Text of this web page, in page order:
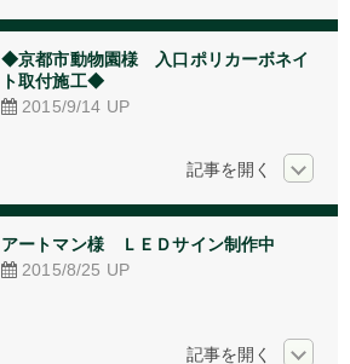
◆京都市動物園様　入口ポリカーボネイ
ト取付施工◆
2015/9/14 UP
アートマン様　ＬＥＤサイン制作中
2015/8/25 UP